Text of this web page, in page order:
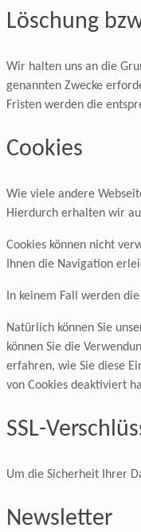
Löschung
Wir halten uns an die
genannten Zwecke
Fristen werden die
Cookies
Wie viele andere
Hierdurch erhalten wir
Cookies können nicht
Ihnen die Navigation
In keinem Fall werden
Natürlich können Sie
können Sie die
erfahren, wie Sie diese
von Cookies deaktiviert
SSL-
Um die Sicherheit Ihrer
Newsletter